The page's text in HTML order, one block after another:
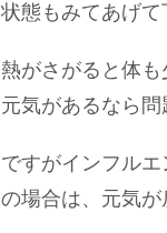
状態もみてあげて
熱がさがると体
元気があるなら問
ですがインフル
の場合は、元気が